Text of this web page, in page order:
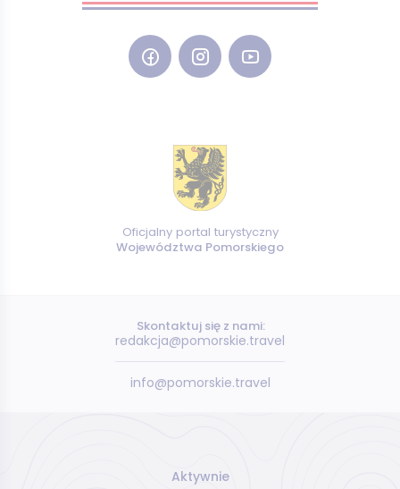
Oficjalny portal turystyczny
Województwa Pomorskiego
Skontaktuj się z nami:
redakcja@pomorskie.travel
info@pomorskie.travel
Aktywnie